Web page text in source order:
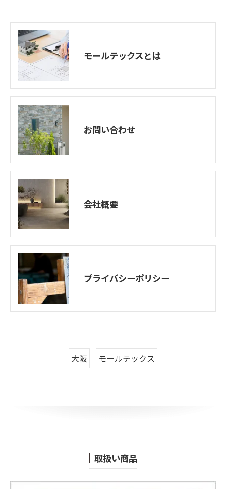
モールテックスとは
お問い合わせ
会社概要
プライバシーポリシー
大阪 モールテックス
取扱い商品